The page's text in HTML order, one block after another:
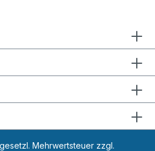
Mehrwertsteuer zzgl.